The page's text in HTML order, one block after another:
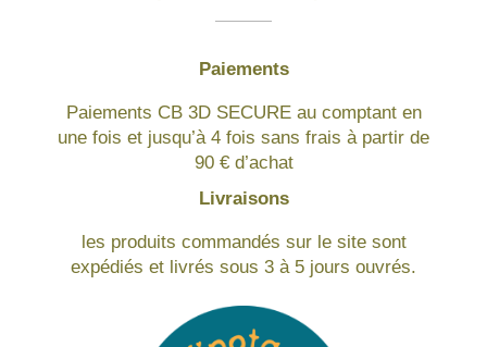
Paiements
Paiements CB 3D SECURE au comptant en
une fois et jusqu’à 4 fois sans frais à partir de
90 € d’achat
Livraisons
les produits commandés sur le site sont
expédiés et livrés sous 3 à 5 jours ouvrés.